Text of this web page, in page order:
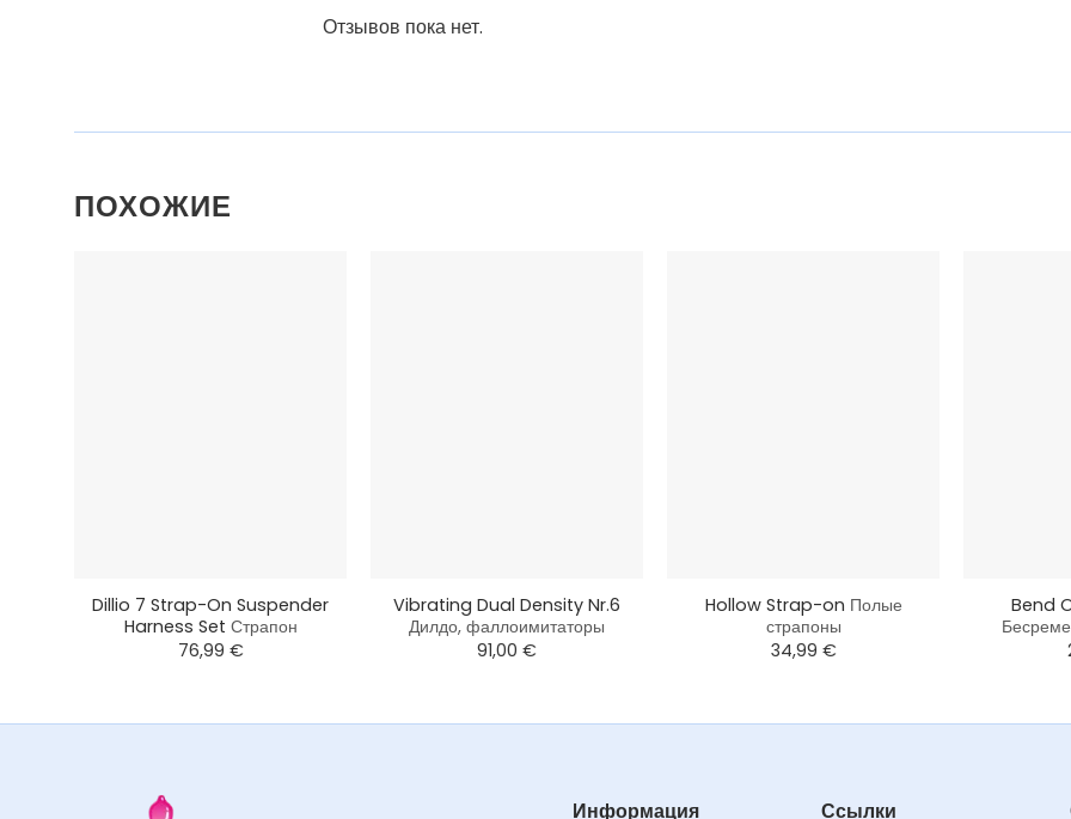
Отзывов пока нет.
ПОХОЖИЕ
Dillio 7 Strap-On Suspender
Harness Set Страпон
76,99 €
Vibrating Dual Density Nr.6
Дилдо, фаллоимитаторы
91,00 €
Hollow Strap-on Полые
страпоны
34,99 €
Bend
Информация Ссылки